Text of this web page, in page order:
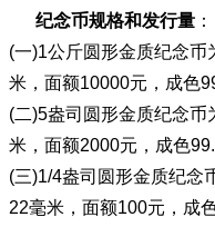
纪念币规格和发行量 ：
(一)1公斤圆形金质纪念
米，面额10000元，成色
(二)5盎司圆形金质纪念
米，面额2000元，成色
(三)1/4盎司圆形金质纪念
22毫米，面额100元，成